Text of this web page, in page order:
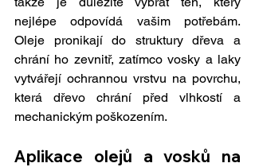
nejlépe odpovídá vašim potřebám.
Oleje pronikají do struktury dřeva a
chrání ho zevnitř, zatímco vosky a laky
vytvářejí ochrannou vrstvu na povrchu,
která dřevo chrání před vlhkostí a
mechanickým poškozením.
Aplikace olejů a vosků na